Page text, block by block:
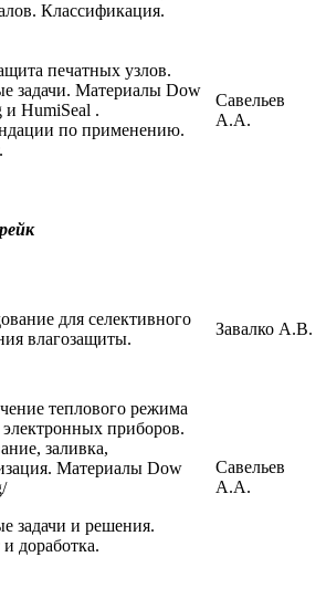
Классификация.
печатных узлов.
задачи. Материалы Dow
и HumiSeal .
по применению.
Савельев
А.А.
для селективного
влагозащиты.
Завалко А.В.
теплового режима
приборов.
заливка,
Материалы Dow
задачи и решения.
доработка.
Савельев
А.А.